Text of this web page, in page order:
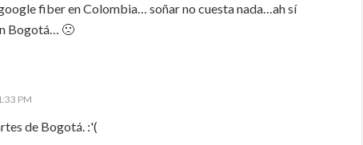
fiber en Colombia… soñar no cuesta nada…ah sí
Bogotá… 🙁
PM
de Bogotá. :'(